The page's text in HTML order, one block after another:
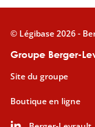
Groupe Berger-
Site du groupe
Boutique en ligne
© Légibase 2026 -